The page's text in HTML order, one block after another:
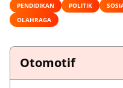
PENDIDIKAN
POLITIK
OLAHRAGA
Otomotif